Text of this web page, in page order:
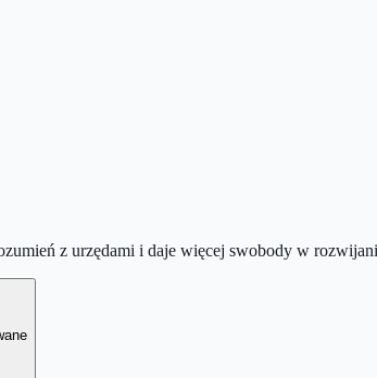
z urzędami i daje więcej swobody w